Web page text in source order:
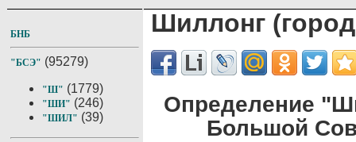
БНБ
"БСЭ" (95279)
"Ш" (1779)
"ШИ" (246)
"ШИЛ" (39)
Шиллонг
Определение
Большой